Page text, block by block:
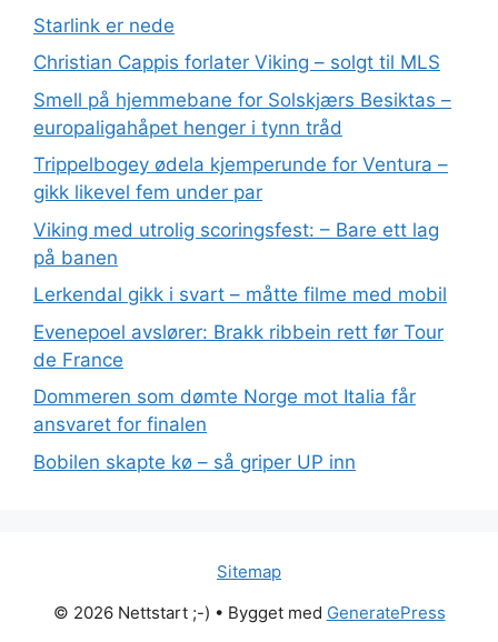
Starlink er nede
Christian Cappis forlater Viking – solgt til MLS
Smell på hjemmebane for Solskjærs Besiktas –
europaligahåpet henger i tynn tråd
Trippelbogey ødela kjemperunde for Ventura –
gikk likevel fem under par
Viking med utrolig scoringsfest: – Bare ett lag
på banen
Lerkendal gikk i svart – måtte filme med mobil
Evenepoel avslører: Brakk ribbein rett før Tour
de France
Dommeren som dømte Norge mot Italia får
ansvaret for finalen
Bobilen skapte kø – så griper UP inn
Sitemap
© 2026 Nettstart ;-) • Bygget med GeneratePress